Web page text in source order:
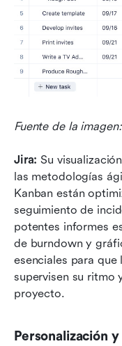
Fuente de la
Jira: Su
las metodologías
Kanban están
seguimiento de
potentes informes
de burndown y
esenciales para
supervisen su ritmo
proyecto.
Personalización